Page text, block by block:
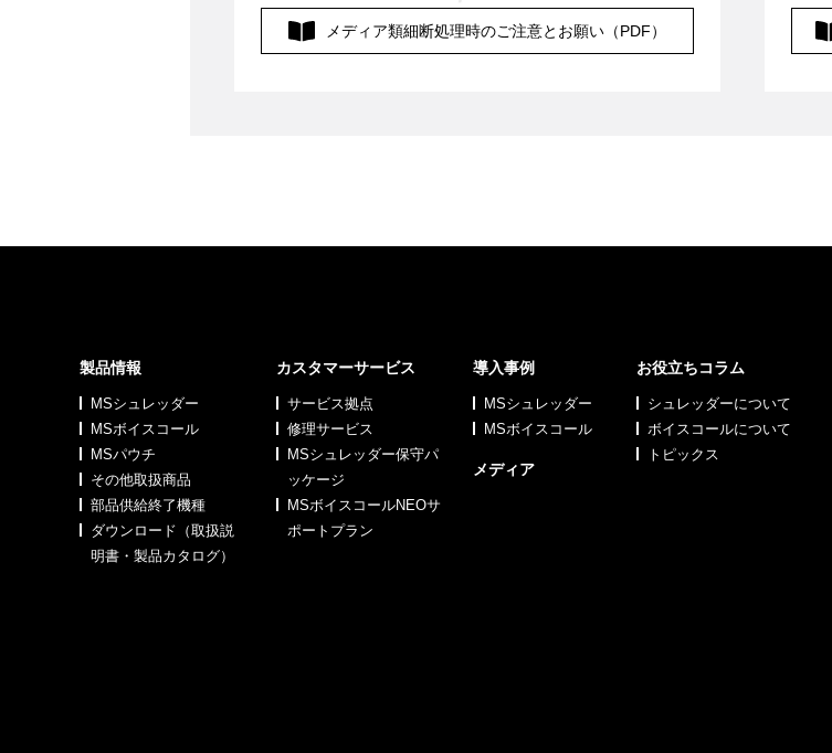
メディア類細断処理時のご注意とお願い（PDF）
製品情報
MSシュレッダー
MSボイスコール
MSパウチ
その他取扱商品
部品供給終了機種
ダウンロード（取扱説
明書・製品カタログ）
カスタマーサービス
サービス拠点
修理サービス
MSシュレッダー保守パ
ッケージ
MSボイスコールNEOサ
ポートプラン
導入事例
MSシュレッダー
MSボイスコール
メディア
お役立ちコラム
シュレッダーについて
ボイスコールについて
トピックス